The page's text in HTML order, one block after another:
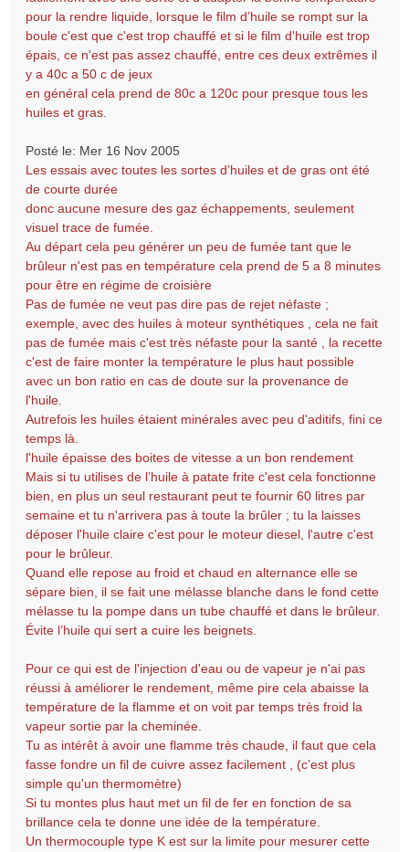
pour la rendre liquide, lorsque le film d’huile se rompt sur la
boule c'est que c'est trop chauffé et si le film d'huile est trop
épais, ce n'est pas assez chauffé, entre ces deux extrêmes il
y a 40c a 50 c de jeux
en général cela prend de 80c a 120c pour presque tous les
huiles et gras.
Posté le: Mer 16 Nov 2005
Les essais avec toutes les sortes d’huiles et de gras ont été
de courte durée
donc aucune mesure des gaz échappements, seulement
visuel trace de fumée.
Au départ cela peu générer un peu de fumée tant que le
brûleur n'est pas en température cela prend de 5 a 8 minutes
pour être en régime de croisière
Pas de fumée ne veut pas dire pas de rejet néfaste ;
exemple, avec des huiles à moteur synthétiques , cela ne fait
pas de fumée mais c'est très néfaste pour la santé , la recette
c'est de faire monter la température le plus haut possible
avec un bon ratio en cas de doute sur la provenance de
l'huile.
Autrefois les huiles étaient minérales avec peu d'aditifs, fini ce
temps là.
l'huile épaisse des boites de vitesse a un bon rendement
Mais si tu utilises de l’huile à patate frite c'est cela fonctionne
bien, en plus un seul restaurant peut te fournir 60 litres par
semaine et tu n'arrivera pas à toute la brûler ; tu la laisses
déposer l'huile claire c'est pour le moteur diesel, l'autre c'est
pour le brûleur.
Quand elle repose au froid et chaud en alternance elle se
sépare bien, il se fait une mélasse blanche dans le fond cette
mélasse tu la pompe dans un tube chauffé et dans le brûleur.
Évite l’huile qui sert a cuire les beignets.
Pour ce qui est de l'injection d'eau ou de vapeur je n'ai pas
réussi à améliorer le rendement, même pire cela abaisse la
température de la flamme et on voit par temps très froid la
vapeur sortie par la cheminée.
Tu as intérêt à avoir une flamme très chaude, il faut que cela
fasse fondre un fil de cuivre assez facilement , (c’est plus
simple qu'un thermomètre)
Si tu montes plus haut met un fil de fer en fonction de sa
brillance cela te donne une idée de la température.
Un thermocouple type K est sur la limite pour mesurer cette